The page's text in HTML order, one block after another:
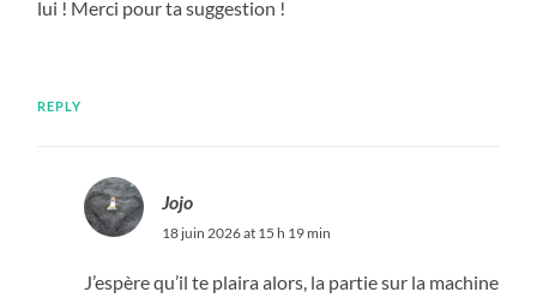
lui ! Merci pour ta suggestion !
REPLY
Jojo
18 juin 2026 at 15 h 19 min
J’espère qu’il te plaira alors, la partie sur la machine